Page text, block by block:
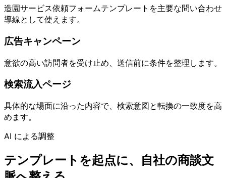
造園サービス依頼フォームテンプレートを主要な問い合わせ
導線として使えます。
広告キャンペーン
意欲の高い訪問者を受け止め、送信前に条件を整理します。
検索流入ページ
具体的な場面に沿った内容で、検索意図と転換の一致度を高
めます。
AI による調整
テンプレートを起点に、自社の商談文